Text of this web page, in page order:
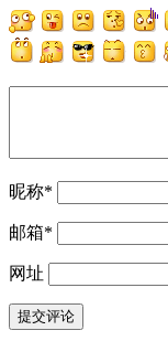
昵称*
邮箱*
网址